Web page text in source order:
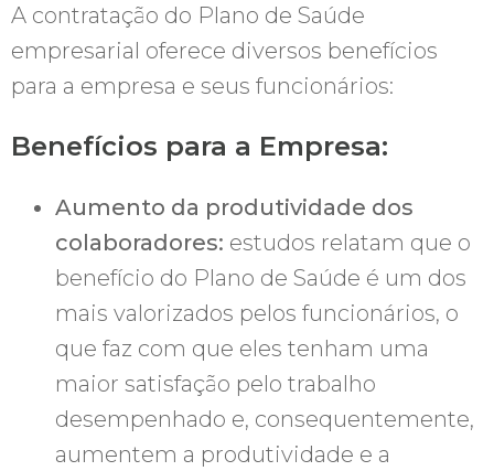
A contratação do Plano de Saúde
empresarial oferece diversos benefícios
para a empresa e seus funcionários:
Benefícios para a Empresa:
Aumento da produtividade dos
colaboradores: estudos relatam que o
benefício do Plano de Saúde é um dos
mais valorizados pelos funcionários, o
que faz com que eles tenham uma
maior satisfação pelo trabalho
desempenhado e, consequentemente,
aumentem a produtividade e a